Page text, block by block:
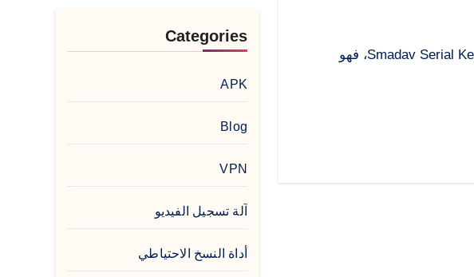
تحميل برنامج الحماية من الفيروسات Smadav Serial Key 2026، فهو
Categories
APK
Blog
VPN
آلة تسجيل الفيديو
أداة النسخ الاحتياطي